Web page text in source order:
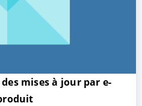
mises à jour par e-